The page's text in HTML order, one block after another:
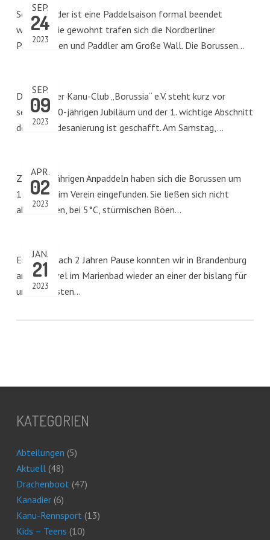
SEP.
24
2023
Schon wieder ist eine Paddelsaison formal beendet
worden. Wie gewohnt trafen sich die Nordberliner
Paddlerinnen und Paddler am Große Wall. Die Borussen…
SEP.
09
2023
Der Berliner Kanu-Club „Borussia“ e.V. steht kurz vor
seinem 100-jährigen Jubiläum und der 1. wichtige Abschnitt
der Gebäudesanierung ist geschafft. Am Samstag,…
APR.
02
2023
Zum diesjährigen Anpaddeln haben sich die Borussen um
10.00 Uhr im Verein eingefunden. Sie ließen sich nicht
abschrecken, bei 5°C, stürmischen Böen…
JAN.
21
2023
Endlich… nach 2 Jahren Pause konnten wir in Brandenburg
an der Havel im Marienbad wieder an einer der bislang für
uns schönsten…
KATEGORIEN
Abteilungen (5)
Aktuell(48)
Drachenboot(47)
Kanadier(6)
Kanu-Rennsport(13)
Kids – Teens (10)